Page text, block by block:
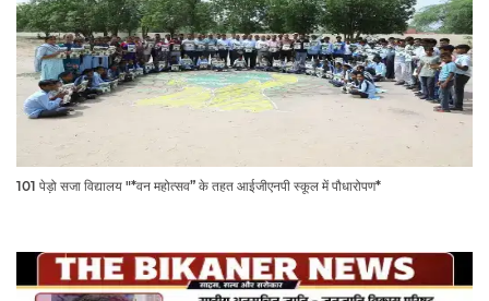
101 पेड़ो सजा विद्यालय "*वन महोत्सव” के तहत आईजीएनपी स्कूल में पौधारोपण*